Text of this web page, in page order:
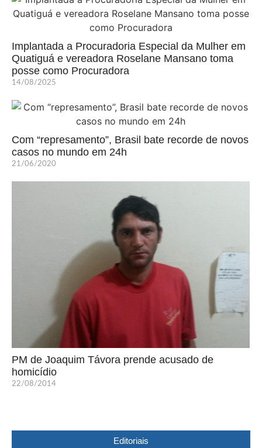
Implantada a Procuradoria Especial da Mulher em
Quatiguá e vereadora Roselane Mansano toma
posse como Procuradora
14/08/2025
Com “represamento”, Brasil bate recorde de novos
casos no mundo em 24h
21/06/2020
PM de Joaquim Távora prende acusado de
homicídio
22/08/2014
Editoriais